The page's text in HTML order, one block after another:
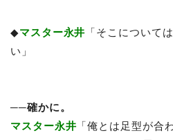
◆マスター永井 「そこについて
い」
──確かに。
マスター永井 「俺とは足型が合